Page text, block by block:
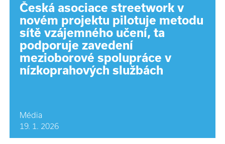
Česká asociace streetwork v
novém projektu pilotuje metodu
sítě vzájemného učení, ta
podporuje zavedení
mezioborové spolupráce v
nízkoprahových službách
Média
19. 1. 2026